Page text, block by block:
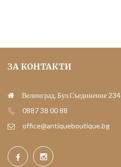
ЗА КОНТАКТИ
Велинград, Бул.Съединение 234
0887 38 00 88
office@antiqueboutique.bg